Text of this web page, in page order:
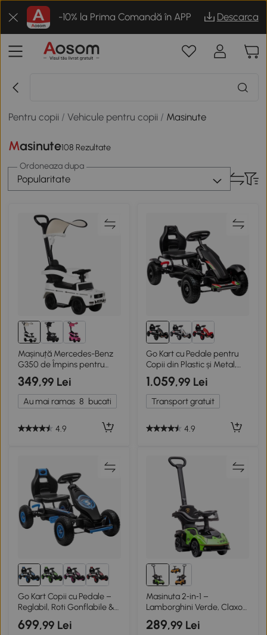
-10% la Prima Comandă în APP Descarca
Pentru copii /Vehicule pentru copii / Masinute
Masinute108 Rezultate
Ordoneaza dupa
Popularitate
Mașinuță Mercedes-Benz
G350 de Împins pentru
Copii cu Mâner și Copertină
85.5x40.5x95 cm, Alb
349,99 Lei
Au mai ramas 8 bucati
4.9
Go Kart cu Pedale pentru
Copii din Plastic și Metal,
Negru
1.059,99 Lei
Transport gratuit
4.9
Go Kart Copii cu Pedale –
Reglabil, Roti Gonflabile &
Frana
699,99 Lei
Masinuta 2‑in‑1 –
Lamborghini Verde, Claxon
& Volan
289,99 Lei